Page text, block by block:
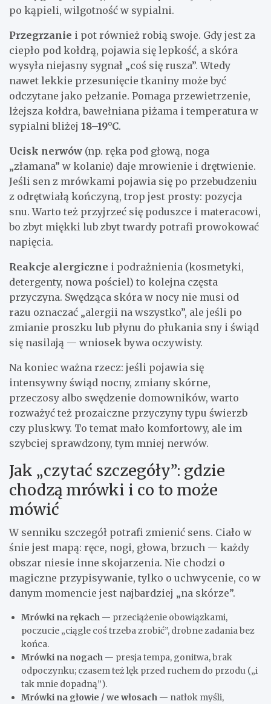
po kąpieli, wilgotność w sypialni.
Przegrzanie i pot również robią swoje. Gdy jest za
ciepło pod kołdrą, pojawia się lepkość, a skóra
wysyła niejasny sygnał „coś się rusza”. Wtedy
nawet lekkie przesunięcie tkaniny może być
odczytane jako pełzanie. Pomaga przewietrzenie,
lżejsza kołdra, bawełniana piżama i temperatura w
sypialni bliżej 18–19°C.
Ucisk nerwów (np. ręka pod głową, noga
„złamana” w kolanie) daje mrowienie i drętwienie.
Jeśli sen z mrówkami pojawia się po przebudzeniu
z odrętwiałą kończyną, trop jest prosty: pozycja
snu. Warto też przyjrzeć się poduszce i materacowi,
bo zbyt miękki lub zbyt twardy potrafi prowokować
napięcia.
Reakcje alergiczne i podrażnienia (kosmetyki,
detergenty, nowa pościel) to kolejna częsta
przyczyna. Swędząca skóra w nocy nie musi od
razu oznaczać „alergii na wszystko”, ale jeśli po
zmianie proszku lub płynu do płukania sny i świąd
się nasilają — wniosek bywa oczywisty.
Na koniec ważna rzecz: jeśli pojawia się
intensywny świąd nocny, zmiany skórne,
przeczosy albo swędzenie domowników, warto
rozważyć też prozaiczne przyczyny typu świerzb
czy pluskwy. To temat mało komfortowy, ale im
szybciej sprawdzony, tym mniej nerwów.
Jak „czytać szczegóły”: gdzie
chodzą mrówki i co to może
mówić
W senniku szczegół potrafi zmienić sens. Ciało w
śnie jest mapą: ręce, nogi, głowa, brzuch — każdy
obszar niesie inne skojarzenia. Nie chodzi o
magiczne przypisywanie, tylko o uchwycenie, co w
danym momencie jest najbardziej „na skórze”.
Mrówki na rękach — przeciążenie obowiązkami,
poczucie „ciągle coś trzeba zrobić”, drobne zadania bez
końca.
Mrówki na nogach — presja tempa, gonitwa, brak
odpoczynku; czasem też lęk przed ruchem do przodu („i
tak mnie dopadną”).
Mrówki na głowie / we włosach — natłok myśli,